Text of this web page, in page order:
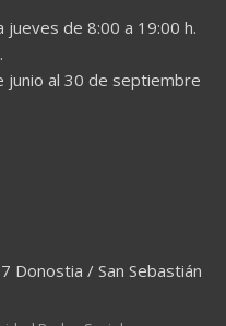
jueves de 8:00 a 19:00 h.
junio al 30 de septiembre
Donostia / San Sebastián